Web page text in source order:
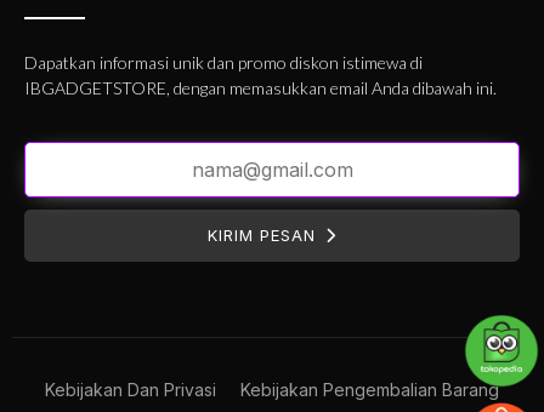
Dapatkan informasi unik dan promo diskon istimewa di
IBGADGETSTORE, dengan memasukkan email Anda dibawah ini.
KIRIM PESAN
Kebijakan Dan Privasi Kebijakan Pengembalian Barang